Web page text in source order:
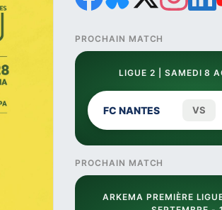
PROCHAIN MATCH
LIGUE 2 | SAMEDI 8
FC NANTES VS
PROCHAIN MATCH
ARKEMA PREMIÈRE